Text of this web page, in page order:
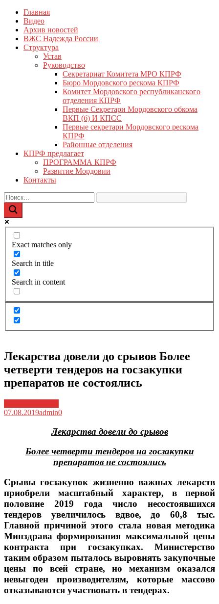
Перейти
содержимому
КПРФ Мордовия
Мордовское Региональное отделение КПРФ
Главная
Видео
Архив новостей
ВЖС Надежда России
Структура
Устав
Руководство
Секретариат Комитета МРО КПРФ
Бюро Мордовского рескома КПРФ
Комитет Мордовского республиканского
отделения КПРФ
Первые Секретари Мордовского обкома
ВКП (б) И КПСС
Первые секретари Мордовского рескома
КПРФ
Районные отделения
КПРФ предлагает
ПРОГРАММА КПРФ
Развитие Мордовии
Контакты
Exact matches only
Search in title
Search in content
Лекарства довели до срывов Более
четверти тендеров на госзакупки
препаратов не состоялись
07.08.2019admin0
Лекарства довели до срывов
Более четверти тендеров на госзакупки
препаратов не состоялись
Срывы госзакупок жизненно важных лекарств
приобрели масштабный характер, в первой
половине 2019 года число несостоявшихся
тендеров увеличилось вдвое, до 60,8 тыс.
Главной причиной этого стала новая методика
Минздрава формирования максимальной цены
контракта при госзакупках. Министерство
таким образом пыталось выровнять закупочные
цены по всей стране, но механизм оказался
невыгоден производителям, которые массово
отказываются участвовать в тендерах.